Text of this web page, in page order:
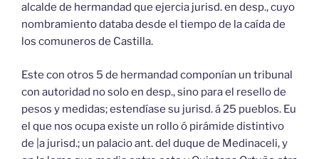
alcalde de hermandad que ejercia jurisd. en desp., cuyo
nombramiento databa desde el tiempo de la caída de
los comuneros de Castilla.
Este con otros 5 de hermandad componían un tribunal
con autoridad no solo en desp., sino para el resello de
pesos y medidas; estendíase su jurisd. á 25 pueblos. Eu
el que nos ocupa existe un rollo ó pirámide distintivo
de |a jurisd.; un palacio ant. del duque de Medinaceli, y